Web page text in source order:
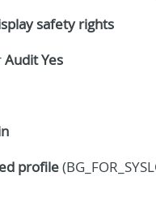
safety rights
Audit Yes
profile